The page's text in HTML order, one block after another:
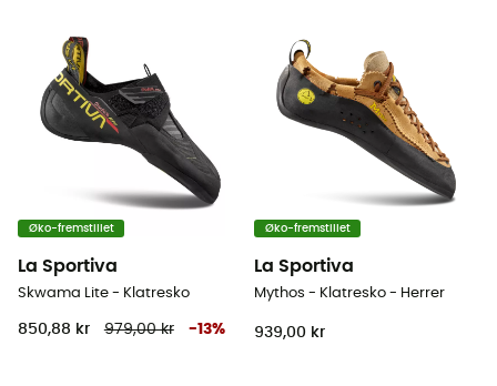
Øko-fremstillet
La Sportiva
Skwama Lite - Klatresko
850,88 kr 979,00 kr -13%
Øko-fremstillet
La Sportiva
Mythos - Klatresko - Herrer
939,00 kr